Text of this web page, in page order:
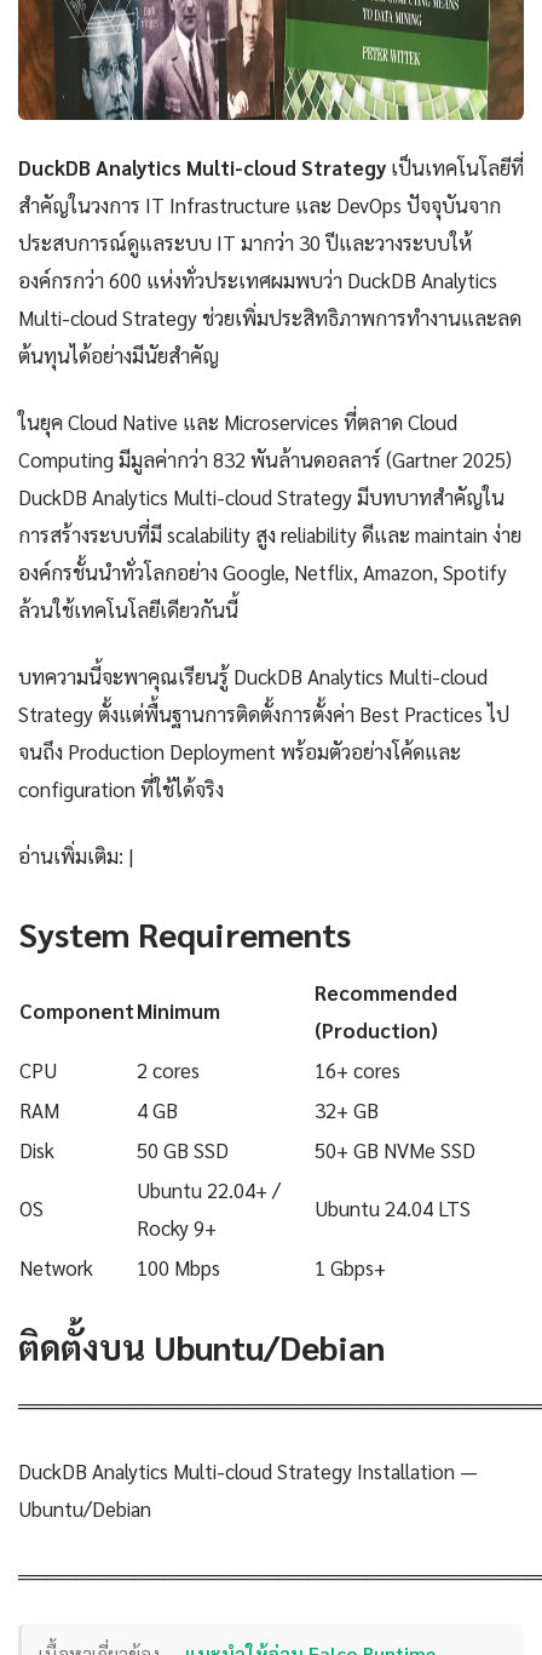
DuckDB Analytics Multi-cloud Strategy เป็นเทคโนโลยีที่
สำคัญในวงการ IT Infrastructure และ DevOps ปัจจุบันจาก
ประสบการณ์ดูแลระบบ IT มากว่า 30 ปีและวางระบบให้
องค์กรกว่า 600 แห่งทั่วประเทศผมพบว่า DuckDB Analytics
Multi-cloud Strategy ช่วยเพิ่มประสิทธิภาพการทำงานและลด
ต้นทุนได้อย่างมีนัยสำคัญ
ในยุค Cloud Native และ Microservices ที่ตลาด Cloud
Computing มีมูลค่ากว่า 832 พันล้านดอลลาร์ (Gartner 2025)
DuckDB Analytics Multi-cloud Strategy มีบทบาทสำคัญใน
การสร้างระบบที่มี scalability สูง reliability ดีและ maintain ง่าย
องค์กรชั้นนำทั่วโลกอย่าง Google, Netflix, Amazon, Spotify
ล้วนใช้เทคโนโลยีเดียวกันนี้
บทความนี้จะพาคุณเรียนรู้ DuckDB Analytics Multi-cloud
Strategy ตั้งแต่พื้นฐานการติดตั้งการตั้งค่า Best Practices ไป
จนถึง Production Deployment พร้อมตัวอย่างโค้ดและ
configuration ที่ใช้ได้จริง
อ่านเพิ่มเติม: |
System Requirements
ComponentMinimum
Recommended
(Production)
CPU
2 cores
16+ cores
RAM
4 GB
32+ GB
Disk
50 GB SSD 50+ GB NVMe SSD
OS
Ubuntu 22.04+ /
Rocky 9+
Ubuntu 24.04 LTS
Network 100 Mbps 1 Gbps+
ติดตั้งบน Ubuntu/Debian
DuckDB Analytics Multi-cloud Strategy Installation —
Ubuntu/Debian